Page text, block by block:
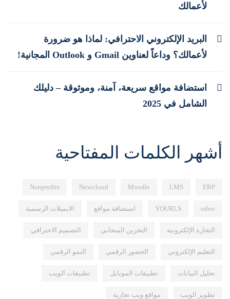
لأعمالك
البريد الإلكتروني الاحترافي: لماذا هو ضرورة
لأعمالك؟ وداعاً لعناوين Gmail و Outlook المجانية!
استضافة مواقع سريعة، آمنة، وموثوقة – دليلك
الشامل في 2025
أشهر الكلمات المفتاحية
ERP
LMS
Moodle
Nextcloud
Nonprofits
odoo
YOURLS استضافة مواقع الايميلات الرسمية
التجارة الإلكترونية التخزين السحابي التصميم الاحترافي
التعليم الإلكتروني الحضور الرقمي النمو الرقمي
تحليل البيانات تطبيقات الموبايل تطبيقات الويب
تطوير الويب مواقع ويب تجارية